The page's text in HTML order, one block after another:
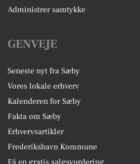
Administrer samtykke
GENVEJE
Seneste nyt fra Sæby
Vores lokale erhverv
Kalenderen for Sæby
Fakta om Sæby
Erhvervsartikler
Frederikshavn Kommune
Få en gratis salgsvurdering